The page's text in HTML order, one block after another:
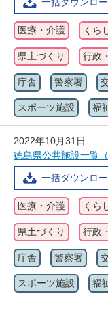
医療・介護 くら
県土づくり 行政
庁舎 警察署
スポーツ施設 福
2022年10月31日
徳島県公共施設一覧
一括ダウンロ
医療・介護 くら
県土づくり 行政
庁舎 警察署
スポーツ施設 福